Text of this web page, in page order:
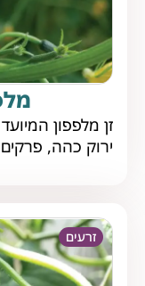
זן מלפפון
ירוק כהה,
זרעים